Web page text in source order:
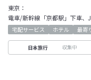
東京：
電車/新幹線「京都駅」下車、
宅配サービス ホテル 最寄
日本旅行 収集中